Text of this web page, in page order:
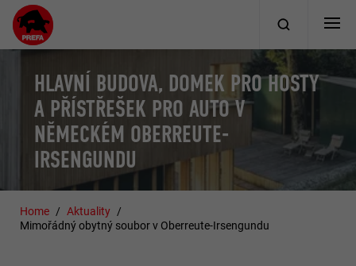
HLAVNÍ BUDOVA, DOMEK PRO HOSTY
A PŘÍSTŘEŠEK PRO AUTO V
NĚMECKÉM OBERREUTE-
IRSENGUNDU
Home
Aktuality
Mimořádný obytný soubor v Oberreute-Irsengundu